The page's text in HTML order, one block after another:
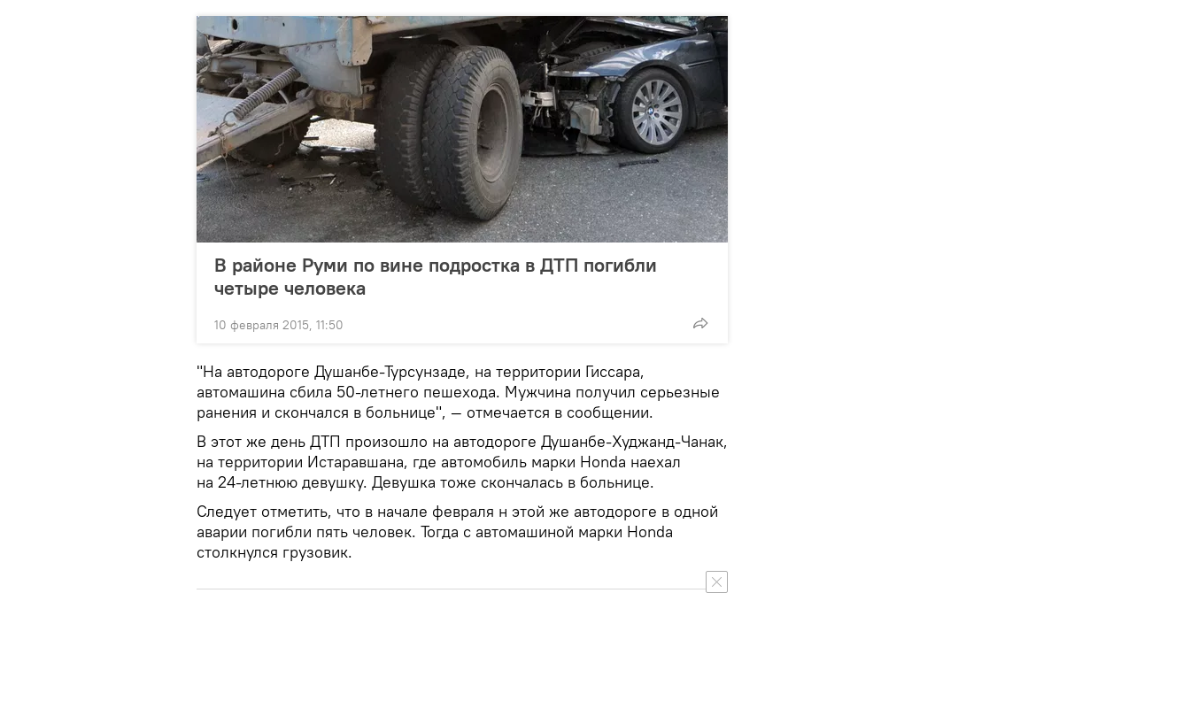
В районе Руми по вине подростка в ДТП погибли
четыре человека
10 февраля 2015, 11:50
"На автодороге Душанбе-Турсунзаде, на территории Гиссара,
автомашина сбила 50-летнего пешехода. Мужчина получил серьезные
ранения и скончался в больнице", — отмечается в сообщении.
В этот же день ДТП произошло на автодороге Душанбе-Худжанд-Чанак,
на территории Истаравшана, где автомобиль марки Honda наехал
на 24-летнюю девушку. Девушка тоже скончалась в больнице.
Следует отметить, что в начале февраля н этой же автодороге в одной
аварии погибли пять человек. Тогда с автомашиной марки Honda
столкнулся грузовик.